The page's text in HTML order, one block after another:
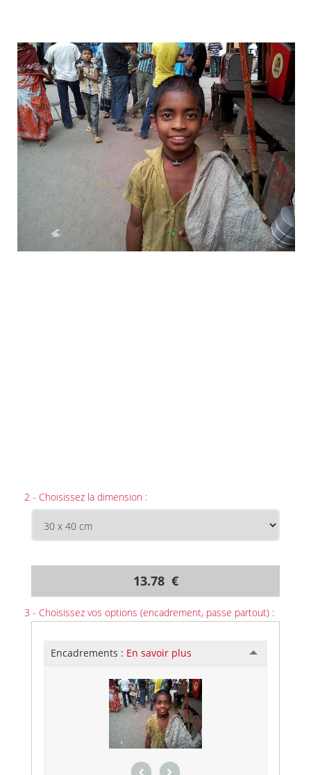
2 - Choisissez la dimension :
13.78 €
3 - Choisissez vos options (encadrement, passe partout) :
Encadrements : En savoir plus